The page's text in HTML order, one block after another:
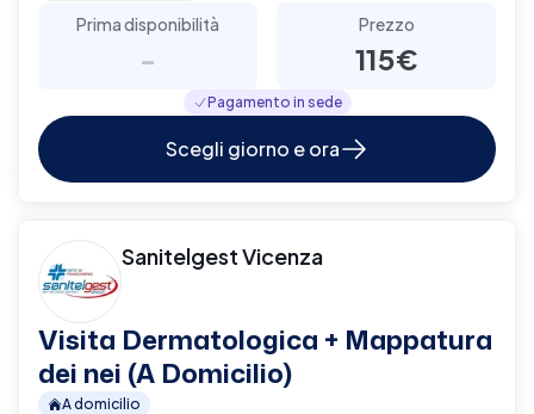
Prima disponibilità
-
Prezzo
115€
Pagamento in sede
Scegli giorno e ora
Sanitelgest Vicenza
Visita Dermatologica + Mappatura
dei nei (A Domicilio)
A domicilio